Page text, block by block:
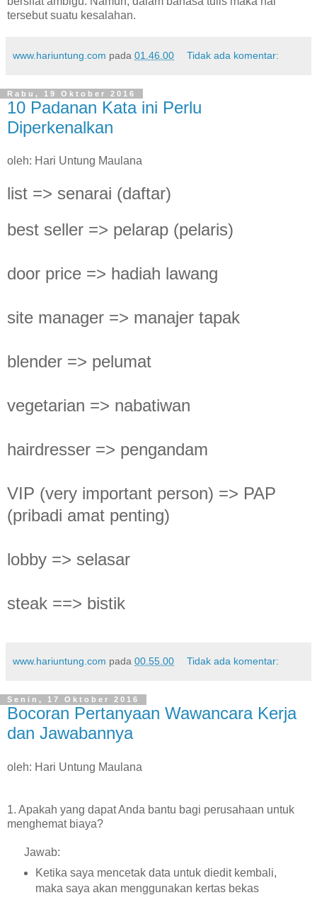
tersebut suatu kesalahan.
www.hariuntung.com pada 01.46.00 Tidak ada komentar:
Rabu, 19 Oktober 2016
10 Padanan Kata ini Perlu
Diperkenalkan
oleh: Hari Untung Maulana
list => senarai (daftar)
best seller => pelarap (pelaris)
door price => hadiah lawang
site manager => manajer tapak
blender => pelumat
vegetarian => nabatiwan
hairdresser => pengandam
VIP (very important person) => PAP
(pribadi amat penting)
lobby => selasar
steak ==> bistik
www.hariuntung.com pada 00.55.00 Tidak ada komentar:
Senin, 17 Oktober 2016
Bocoran Pertanyaan Wawancara Kerja
dan Jawabannya
oleh: Hari Untung Maulana
1. Apakah yang dapat Anda bantu bagi perusahaan untuk
menghemat biaya?
Jawab:
Ketika saya mencetak data untuk diedit kembali,
maka saya akan menggunakan kertas bekas